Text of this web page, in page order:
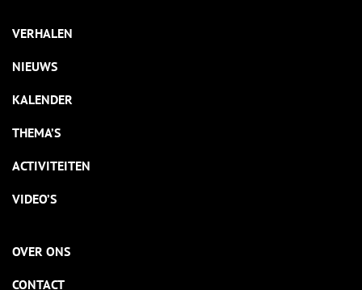
VERHALEN
NIEUWS
KALENDER
THEMA’S
ACTIVITEITEN
VIDEO’S
OVER ONS
CONTACT